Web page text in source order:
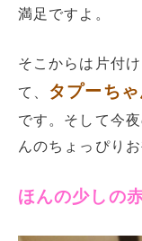
満足ですよ。
そこからは片付
て、
タプーち
です。そして今
んのちょっぴり
ほんの少しの